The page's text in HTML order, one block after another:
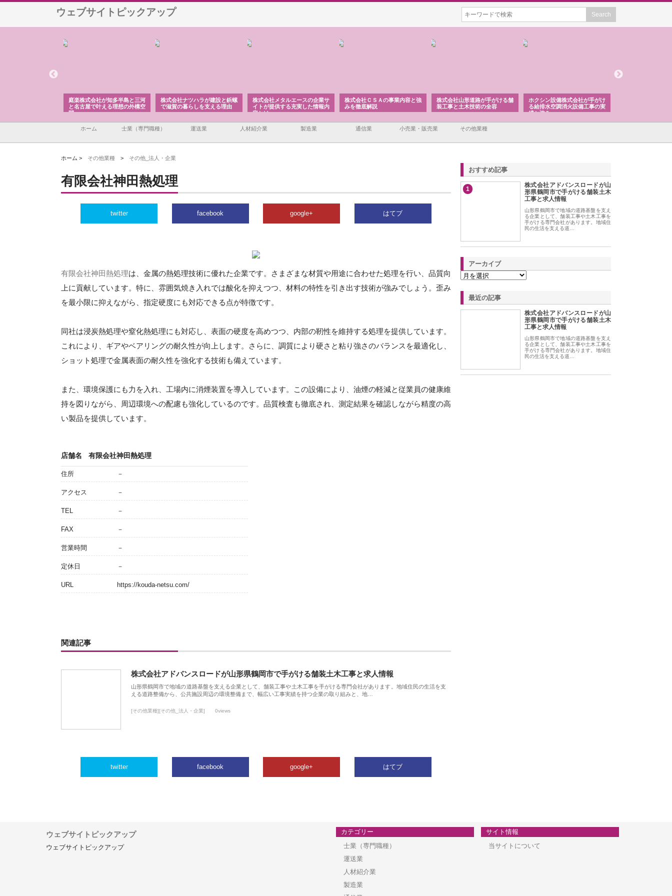
ウェブサイトピックアップ
庭楽株式会社が知多半島と三河
と名古屋で叶える理想の外構空
間
株式会社ナツハラが建設と鋲螺
で滋賀の暮らしを支える理由
株式会社メタルエースの企業サ
イトが提供する充実した情報内
容とは
株式会社ＣＳＡの事業内容と強
みを徹底解説
株式会社山形道路が手がける舗
装工事と土木技術の全容
ホクシン設備株式会社が手がけ
る給排水空調消火設備工事の実
績と強み
ホーム 士業（専門職種） 運送業 人材紹介業 製造業 通信業 小売業・販売業 その他業種
ホーム > その他業種 > その他_法人・企業
有限会社神田熱処理
twitter facebook google+ はてブ
有限会社神田熱処理は、金属の熱処理技術に優れた企業です。さまざまな材質や用途に合わせた処理を行い、品質向
上に貢献しています。特に、雰囲気焼き入れでは酸化を抑えつつ、材料の特性を引き出す技術が強みでしょう。歪み
を最小限に抑えながら、指定硬度にも対応できる点が特徴です。
同社は浸炭熱処理や窒化熱処理にも対応し、表面の硬度を高めつつ、内部の靭性を維持する処理を提供しています。
これにより、ギアやベアリングの耐久性が向上します。さらに、調質により硬さと粘り強さのバランスを最適化し、
ショット処理で金属表面の耐久性を強化する技術も備えています。
また、環境保護にも力を入れ、工場内に消煙装置を導入しています。この設備により、油煙の軽減と従業員の健康維
持を図りながら、周辺環境への配慮も強化しているのです。品質検査も徹底され、測定結果を確認しながら精度の高
い製品を提供しています。
店舗名 有限会社神田熱処理
住所 －
アクセス －
TEL －
FAX －
営業時間 －
定休日 －
URL https://kouda-netsu.com/
関連記事
株式会社アドバンスロードが山形県鶴岡市で手がける舗装土木工事と求人情報
山形県鶴岡市で地域の道路基盤を支える企業として、舗装工事や土木工事を手がける専門会社があります。地域住民の生活を支
える道路整備から、公共施設周辺の環境整備まで、幅広い工事実績を持つ企業の取り組みと、地…
[その他業種][その他_法人・企業] 0views
twitter facebook google+ はてブ
おすすめ記事
1
株式会社アドバンスロードが山
形県鶴岡市で手がける舗装土木
工事と求人情報
山形県鶴岡市で地域の道路基盤を支え
る企業として、舗装工事や土木工事を
手がける専門会社があります。地域住
民の生活を支える道…
アーカイブ
最近の記事
株式会社アドバンスロードが山
形県鶴岡市で手がける舗装土木
工事と求人情報
山形県鶴岡市で地域の道路基盤を支え
る企業として、舗装工事や土木工事を
手がける専門会社があります。地域住
民の生活を支える道…
ウェブサイトピックアップ
ウェブサイトピックアップ
カテゴリー
士業（専門職種）
運送業
人材紹介業
製造業
サイト情報
当サイトについて